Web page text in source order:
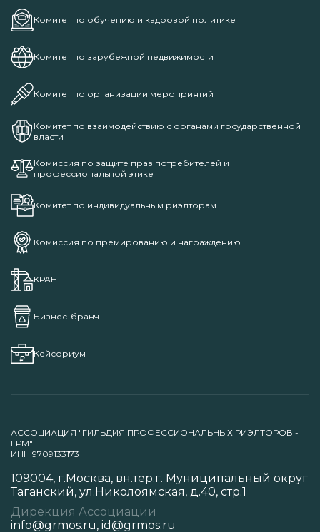
Комитет по обучению и кадровой политике
Комитет по зарубежной недвижимости
Комитет по организации мероприятий
Комитет по взаимодействию с органами государственной
власти
Комиссия по защите прав потребителей и
профессиональной этике
Комитет по индивидуальным риэлторам
Комиссия по премированию и награждению
КРАН
Бизнес-бранч
Кейсориум
АССОЦИАЦИЯ "ГИЛЬДИЯ ПРОФЕССИОНАЛЬНЫХ РИЭЛТОРОВ -
ГРМ"
ИНН 9709133173
109004, г.Москва, вн.тер.г. Муниципальный округ
Таганский, ул.Николоямская, д.40, стр.1
Дирекция Ассоциации
info@grmos.ru, id@grmos.ru